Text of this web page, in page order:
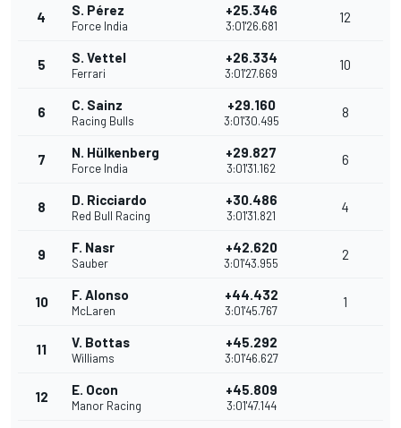
4 S. Pérez
Force India
+25.346
3:01'26.681
12
5 S. Vettel
Ferrari
+26.334
3:01'27.669
10
6 C. Sainz
Racing Bulls
+29.160
3:01'30.495
8
7 N. Hülkenberg
Force India
+29.827
3:01'31.162
6
8 D. Ricciardo
Red Bull Racing
+30.486
3:01'31.821
4
9 F. Nasr
Sauber
+42.620
3:01'43.955
2
10 F. Alonso
McLaren
+44.432
3:01'45.767
1
11 V. Bottas
Williams
+45.292
3:01'46.627
12 E. Ocon
Manor Racing
+45.809
3:01'47.144